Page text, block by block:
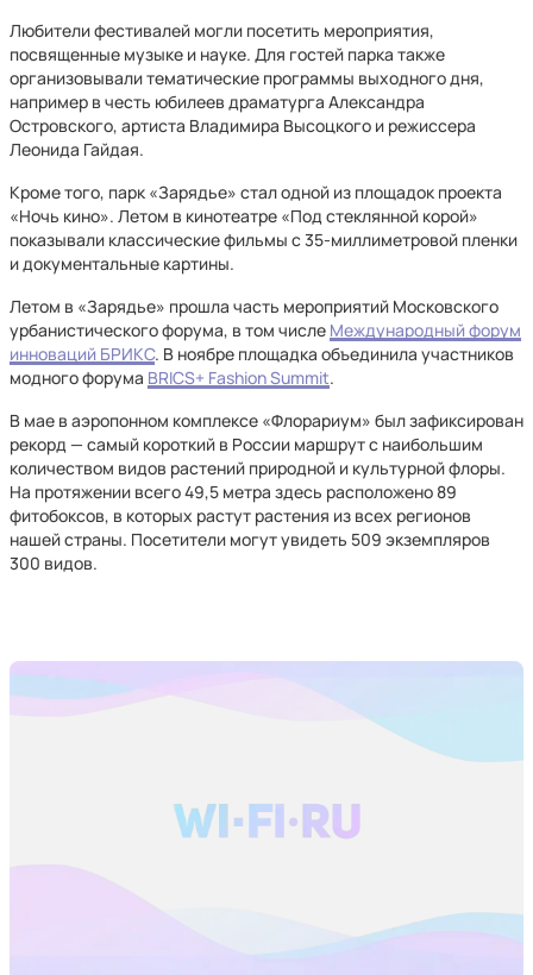
Любители фестивалей могли посетить мероприятия,
посвященные музыке и науке. Для гостей парка также
организовывали тематические программы выходного дня,
например в честь юбилеев драматурга Александра
Островского, артиста Владимира Высоцкого и режиссера
Леонида Гайдая.
Кроме того, парк «Зарядье» стал одной из площадок проекта
«Ночь кино». Летом в кинотеатре «Под стеклянной корой»
показывали классические фильмы с 35-миллиметровой пленки
и документальные картины.
Летом в «Зарядье» прошла часть мероприятий Московского
урбанистического форума, в том числе Международный форум
инноваций БРИКС. В ноябре площадка объединила участников
модного форума BRICS+ Fashion Summit.
В мае в аэропонном комплексе «Флорариум» был зафиксирован
рекорд — самый короткий в России маршрут с наибольшим
количеством видов растений природной и культурной флоры.
На протяжении всего 49,5 метра здесь расположено 89
фитобоксов, в которых растут растения из всех регионов
нашей страны. Посетители могут увидеть 509 экземпляров
300 видов.